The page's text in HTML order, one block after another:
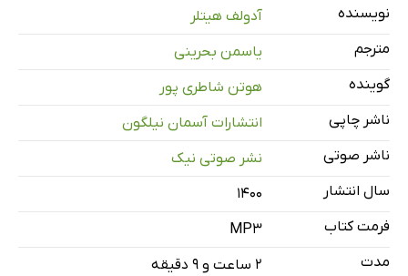
فصل اول
فصل دوم
فصل سوم
فصل‌های چهارم و پنجم
فصل‌های ششم، هفتم و هشتم
نویسنده
آدولف هیتلر
مترجم
یاسمن بحرینی
گوینده
هوتن شاطری پور
ناشر چاپی
انتشارات آسمان نیلگون
ناشر صوتی
نشر صوتی نیک
سال انتشار
۱۴۰۰
فرمت کتاب
MP3
مدت
۲ ساعت و ۹ دقیقه